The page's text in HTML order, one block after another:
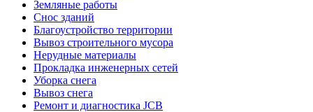
Земляные работы
Снос зданий
Благоустройство территории
Вывоз строительного мусора
Нерудные материалы
Прокладка инженерных сетей
Уборка снега
Вывоз снега
Ремонт и диагностика JCB